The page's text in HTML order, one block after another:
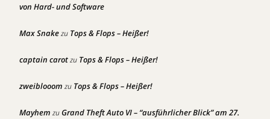
von Hard- und Software
Max Snakezu Tops & Flops – Heißer!
captain carotzu Tops & Flops – Heißer!
zweiblooom zu Tops & Flops – Heißer!
Mayhem zuGrand Theft Auto VI – “ausführlicher Blick” am 27.